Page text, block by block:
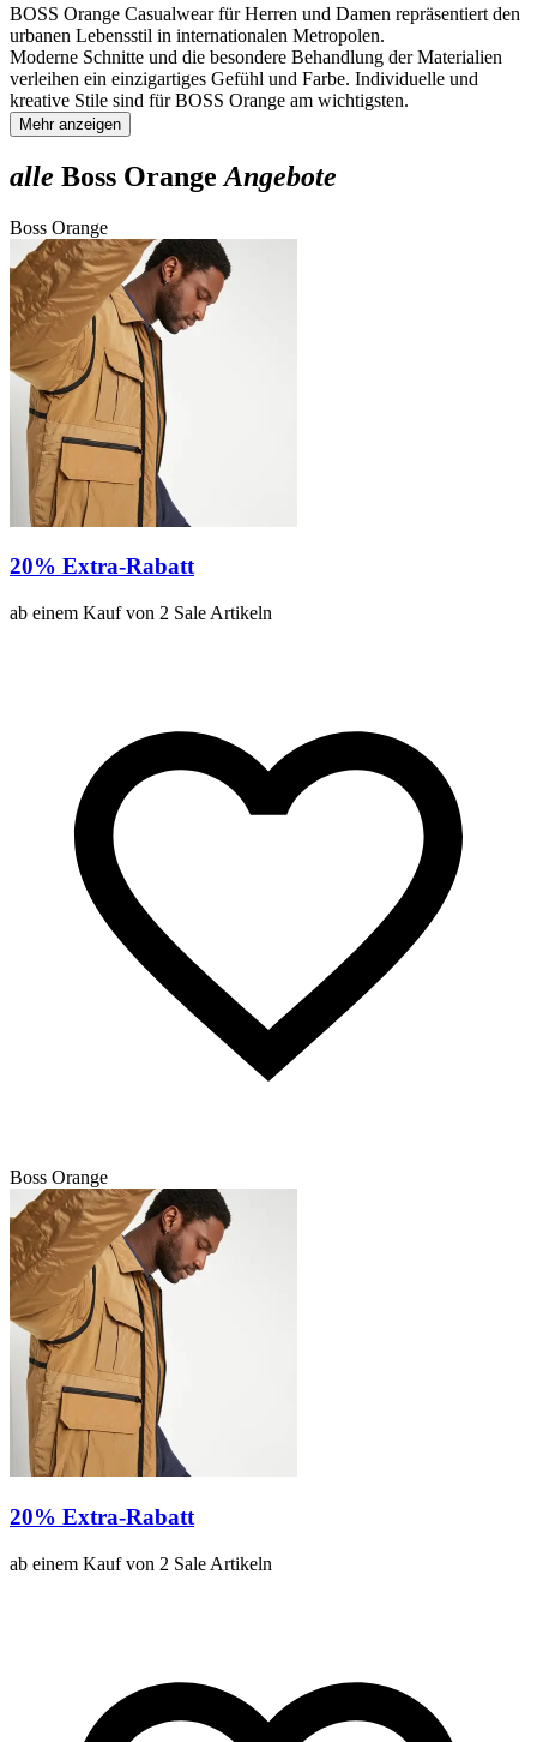
BOSS Orange Casualwear für Herren und Damen repräsentiert den
urbanen Lebensstil in internationalen Metropolen.
Moderne Schnitte und die besondere Behandlung der Materialien
verleihen ein einzigartiges Gefühl und Farbe. Individuelle und
kreative Stile sind für BOSS Orange am wichtigsten.
Mehr anzeigen
alle Boss Orange Angebote
Boss Orange
20% Extra-Rabatt
ab einem Kauf von 2 Sale Artikeln
Boss Orange
20% Extra-Rabatt
ab einem Kauf von 2 Sale Artikeln